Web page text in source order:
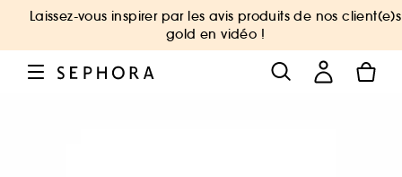
Laissez-vous inspirer par les avis produits de nos client(e)s
gold en vidéo !